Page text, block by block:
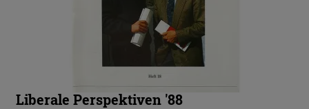
Liberale Perspektiven '88